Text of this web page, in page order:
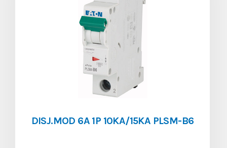
DISJ.MOD 6A 1P 10KA/15KA PLSM-B6